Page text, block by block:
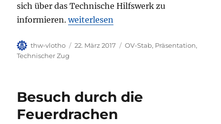
sich über das Technische Hilfswerk zu
informieren.„Infoabend für Vlothoer Ratsfraktion“
weiterlesen
Autor
thw-vlotho
Veröffentlicht
22. März 2017 Kategorien
OV-Stab, Präsentation,
Technischer Zug
Besuch durch die
Feuerdrachen